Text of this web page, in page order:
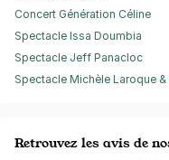
Concert Génération Céline
Spectacle Issa Doumbia
Spectacle Jeff Panacloc
Spectacle Michèle Laroque &
Retrouvez les avis de